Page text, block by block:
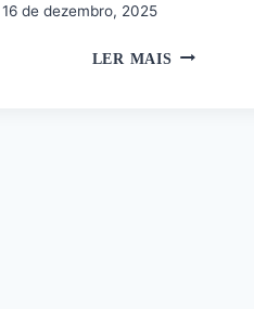
16 de dezembro, 2025
LER MAISCADASTUR